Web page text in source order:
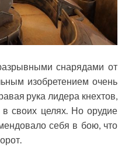
снарядами от
изобретением очень
рука лидера кнехтов,
в своих целях. Но орудие
себя в бою, что